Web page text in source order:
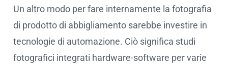
Un altro modo per fare internamente la fotografia
di prodotto di abbigliamento sarebbe investire in
tecnologie di automazione. Ciò significa studi
fotografici integrati hardware-software per varie